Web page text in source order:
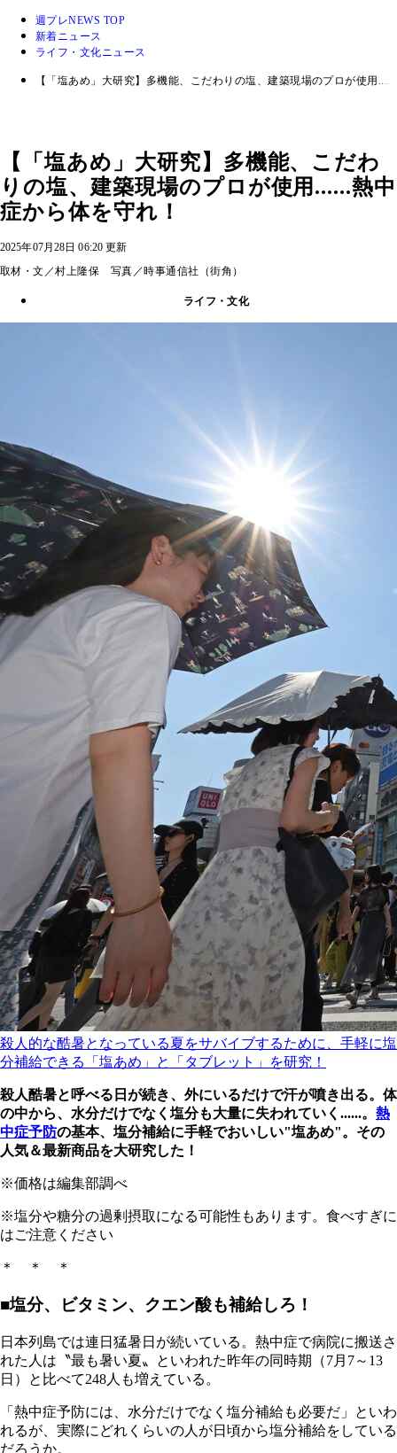
週プレNEWS TOP
新着ニュース
ライフ・文化ニュース
【「塩あめ」大研究】多機能、こだわりの塩、建築現場のプロが使用
【「塩あめ」大研究】多機能、こだわ
りの塩、建築現場のプロが使用......熱中
症から体を守れ！
2025年07月28日 06:20 更新
取材・文／村上隆保 写真／時事通信社（街角）
ライフ・文化
殺人的な酷暑となっている夏をサバイブするために、手軽に塩
分補給できる「塩あめ」と「タブレット」を研究！
殺人酷暑と呼べる日が続き、外にいるだけで汗が噴き出る。体
の中から、水分だけでなく塩分も大量に失われていく......。 熱
中症予防の基本、塩分補給に手軽でおいしい"塩あめ"。その
人気＆最新商品を大研究した！
※価格は編集部調べ
※塩分や糖分の過剰摂取になる可能性もあります。食べすぎに
はご注意ください
＊ ＊ ＊
■塩分、ビタミン、クエン酸も補給しろ！
日本列島では連日猛暑日が続いている。熱中症で病院に搬送さ
れた人は〝最も暑い夏〟といわれた昨年の同時期（7月7～13
日）と比べて248人も増えている。
「熱中症予防には、水分だけでなく塩分補給も必要だ」といわ
れるが、実際にどれくらいの人が日頃から塩分補給をしている
だろうか。